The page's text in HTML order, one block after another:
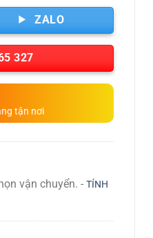
ZALO
327
tận nơi
vận chuyển. - TÍNH